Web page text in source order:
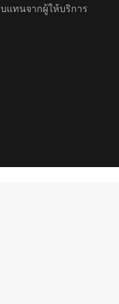
แทนจากผู้ให้บริการ